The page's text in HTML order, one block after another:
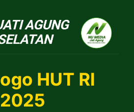
NU
HUT RI
2025